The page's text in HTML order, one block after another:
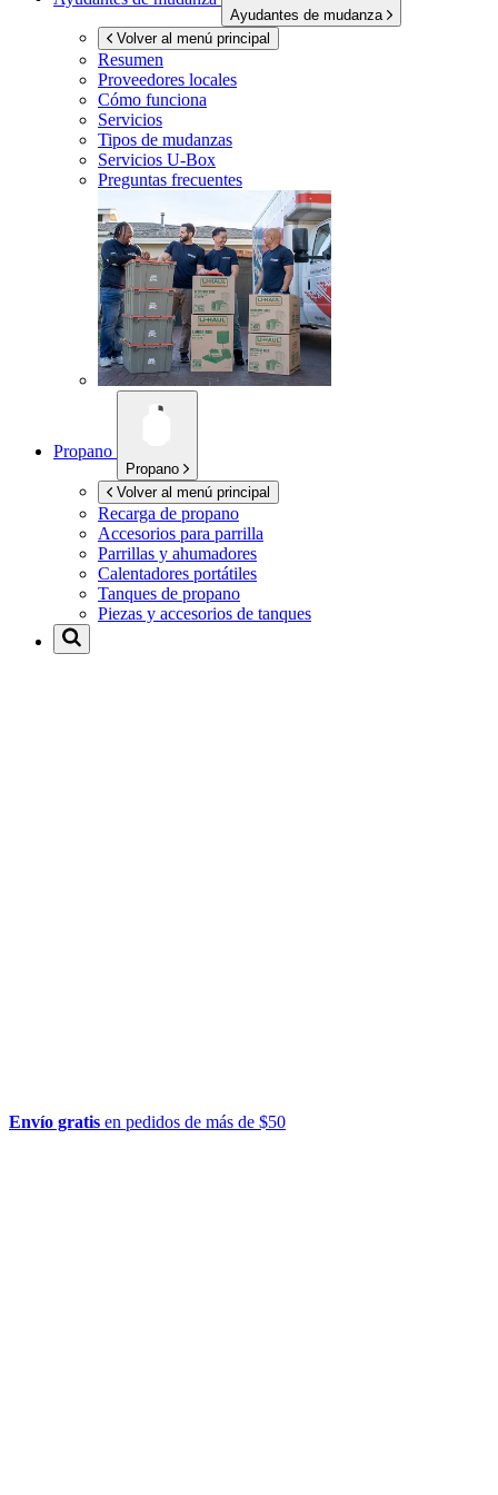
Ayudantes de mudanza
Volver al menú principal
Resumen
Proveedores locales
Cómo funciona
Servicios
Tipos de mudanzas
Servicios U-Box
Preguntas frecuentes
Propano
Propano
Volver al menú principal
Recarga de propano
Accesorios para parrilla
Parrillas y ahumadores
Calentadores portátiles
Tanques de propano
Piezas y accesorios de tanques
Envío gratis en pedidos de más de $50